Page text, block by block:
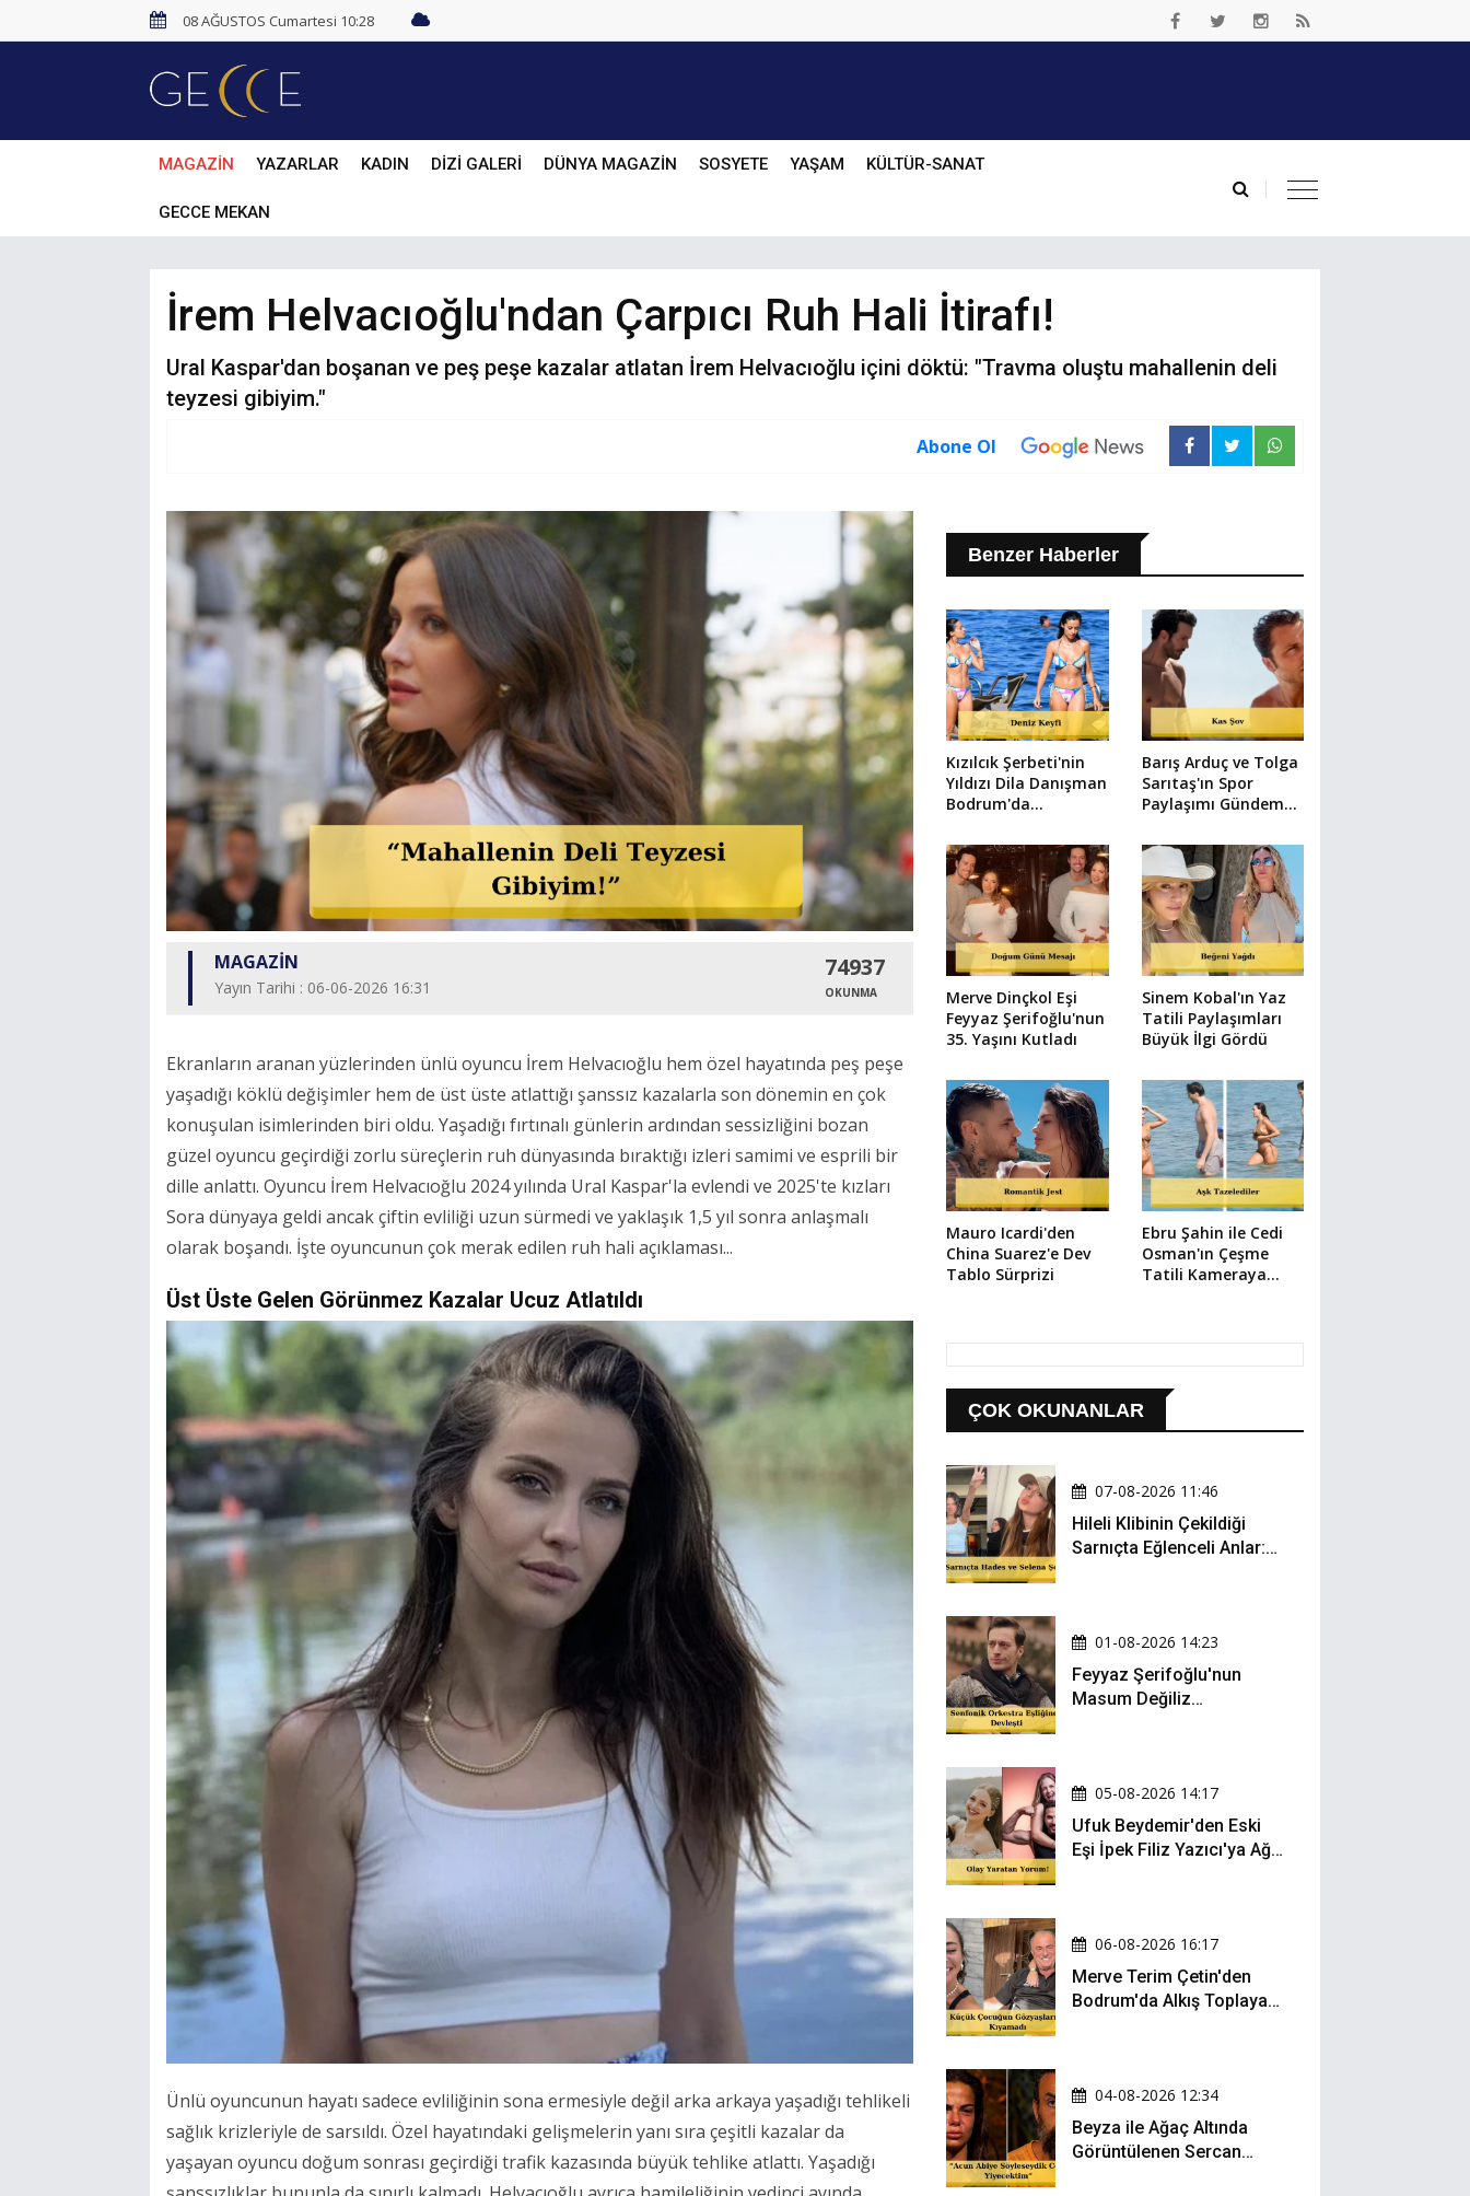
08 AĞUSTOS Cumartesi 10:28
MAGAZİN YAZARLAR KADIN DİZİ GALERİ DÜNYA MAGAZİN SOSYETE YAŞAM KÜLTÜR-SANAT
GECCE MEKAN
İrem Helvacıoğlu'ndan Çarpıcı Ruh Hali İtirafı!
Ural Kaspar'dan boşanan ve peş peşe kazalar atlatan İrem Helvacıoğlu içini döktü: "Travma oluştu mahallenin deli
teyzesi gibiyim."
Abone Ol
MAGAZİN
Yayın Tarihi : 06-06-2026 16:31
74937
OKUNMA
Ekranların aranan yüzlerinden ünlü oyuncu İrem Helvacıoğlu hem özel hayatında peş peşe
yaşadığı köklü değişimler hem de üst üste atlattığı şanssız kazalarla son dönemin en çok
konuşulan isimlerinden biri oldu. Yaşadığı fırtınalı günlerin ardından sessizliğini bozan
güzel oyuncu geçirdiği zorlu süreçlerin ruh dünyasında bıraktığı izleri samimi ve esprili bir
dille anlattı. Oyuncu İrem Helvacıoğlu 2024 yılında Ural Kaspar'la evlendi ve 2025'te kızları
Sora dünyaya geldi ancak çiftin evliliği uzun sürmedi ve yaklaşık 1,5 yıl sonra anlaşmalı
olarak boşandı. İşte oyuncunun çok merak edilen ruh hali açıklaması...
Üst Üste Gelen Görünmez Kazalar Ucuz Atlatıldı
Ünlü oyuncunun hayatı sadece evliliğinin sona ermesiyle değil arka arkaya yaşadığı tehlikeli
sağlık krizleriyle de sarsıldı. Özel hayatındaki gelişmelerin yanı sıra çeşitli kazalar da
yaşayan oyuncu doğum sonrası geçirdiği trafik kazasında büyük tehlike atlattı. Yaşadığı
Benzer Haberler
Kızılcık Şerbeti'nin
Yıldızı Dila Danışman
Bodrum'da
Barış Arduç ve Tolga
Sarıtaş'ın Spor
Paylaşımı Gündem
Merve Dinçkol Eşi
Feyyaz Şerifoğlu'nun
35. Yaşını Kutladı
Sinem Kobal'ın Yaz
Tatili Paylaşımları
Büyük İlgi Gördü
Mauro Icardi'den
China Suarez'e Dev
Tablo Sürprizi
Ebru Şahin ile Cedi
Osman'ın Çeşme
Tatili Kameraya
ÇOK OKUNANLAR
07-08-2026 11:46
Hileli Klibinin Çekildiği
Sarnıçta Eğlenceli Anlar:
01-08-2026 14:23
Feyyaz Şerifoğlu'nun
Masum Değiliz
05-08-2026 14:17
Ufuk Beydemir'den Eski
Eşi İpek Filiz Yazıcı'ya Ağır
06-08-2026 16:17
Merve Terim Çetin'den
Bodrum'da Alkış Toplayan
04-08-2026 12:34
Beyza ile Ağaç Altında
Görüntülenen Sercan